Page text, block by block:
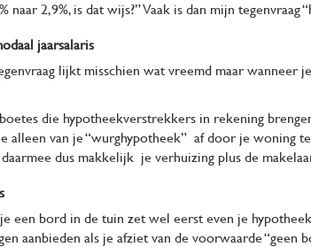
naar 2,9%, is dat wijs?” Vaak is dan mijn tegenvraag
jaarsalaris
lijkt misschien wat vreemd maar wanneer
die hypotheekverstrekkers in rekening
alleen van je “wurghypotheek” af door je woning
dus makkelijk je verhuizing plus de
een bord in de tuin zet wel eerst even je
aanbieden als je afziet van de voorwaarde “geen